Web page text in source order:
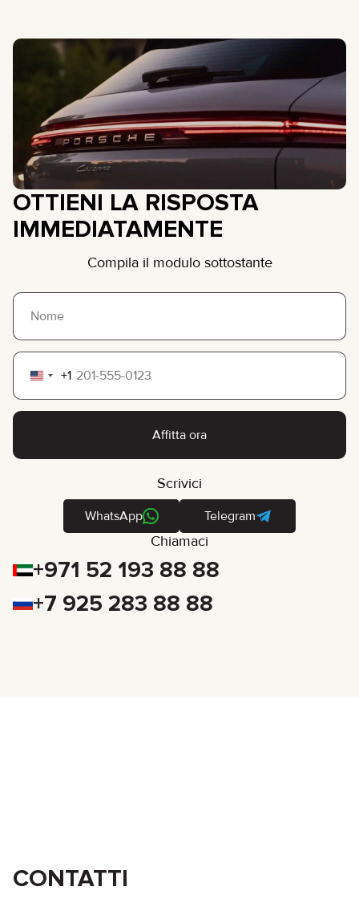
OTTIENI LA RISPOSTA
IMMEDIATAMENTE
Compila il modulo sottostante
United
States
+1
Affitta ora
Scrivici
WhatsApp Telegram
Chiamaci
+971 52 193 88 88
+7 925 283 88 88
CONTATTI